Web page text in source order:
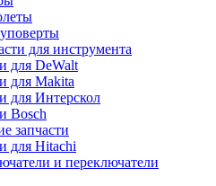
для инструмента
для DeWalt
для Makita
для Интерскол
Bosch
запчасти
для Hitachi
и переключатели